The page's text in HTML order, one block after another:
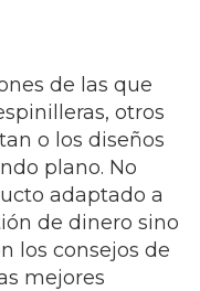
de las que
otros
o los diseños
plano. No
adaptado a
de dinero sino
los consejos de
mejores